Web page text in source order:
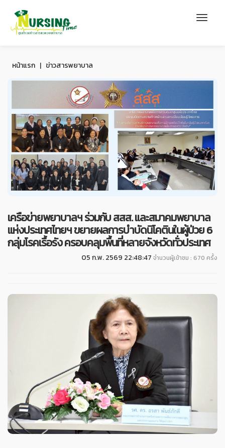
หน้าแรก | ข่าวสารพยาบาล
เครือข่ายพยาบาลฯ ร่วมกับ สสส. และสมาคมพยาบาล
แห่งประเทศไทยฯ ขยายผลการบำบัดนิโคตินในผู้ป่วย 6
กลุ่มโรคเรื้อรัง ครอบคลุมพื้นที่หลายจังหวัดทั่วประเทศ
05 ก.พ. 2569 22:48:47 จำนวนผู้เข้าชม : 670 ครั้ง